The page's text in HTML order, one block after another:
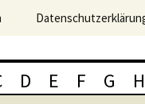
D E F G H